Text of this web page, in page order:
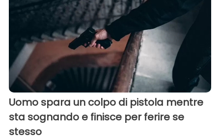
Uomo spara un colpo di pistola mentre
sta sognando e finisce per ferire se
stesso